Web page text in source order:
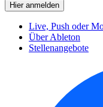
Live, Push oder
Über Ableton
Stellenangebote